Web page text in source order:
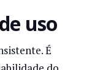
uso
É